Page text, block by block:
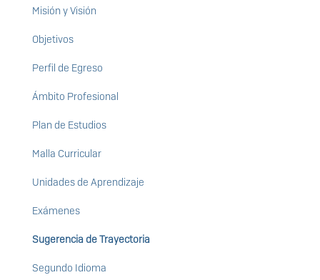
Misión y Visión
Objetivos
Perfil de Egreso
Ámbito Profesional
Plan de Estudios
Malla Curricular
Unidades de Aprendizaje
Exámenes
Sugerencia de Trayectoria
Segundo Idioma